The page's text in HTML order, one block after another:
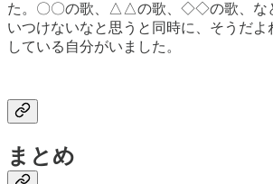
た。〇〇の歌、△△の歌、◇◇の歌、な
いつけないなと思うと同時に、そうだ
している自分がいました。
まとめ